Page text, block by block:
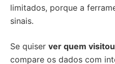
limitados, porque a
sinais.
Se quiser ver quem
compare os dados com